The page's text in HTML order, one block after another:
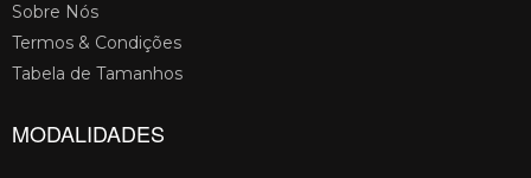
Sobre Nós
Termos & Condições
Tabela de Tamanhos
MODALIDADES